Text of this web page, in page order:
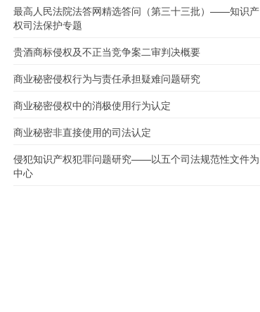
最高人民法院法答网精选答问（第三十三批）——知识产
权司法保护专题
贵酒商标侵权及不正当竞争案二审判决概要
商业秘密侵权行为与责任承担疑难问题研究
商业秘密侵权中的消极使用行为认定
商业秘密非直接使用的司法认定
侵犯知识产权犯罪问题研究——以五个司法规范性文件为
中心